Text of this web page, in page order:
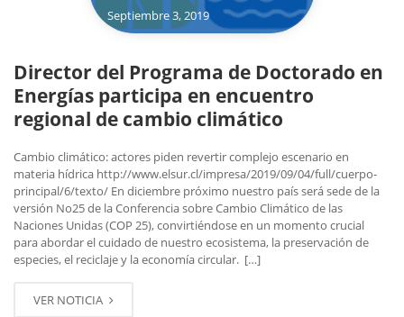
Septiembre 3, 2019
Director del Programa de Doctorado en
Energías participa en encuentro
regional de cambio climático
Cambio climático: actores piden revertir complejo escenario en
materia hídrica http://www.elsur.cl/impresa/2019/09/04/full/cuerpo-
principal/6/texto/ En diciembre próximo nuestro país será sede de la
versión No25 de la Conferencia sobre Cambio Climático de las
Naciones Unidas (COP 25), convirtiéndose en un momento crucial
para abordar el cuidado de nuestro ecosistema, la preservación de
especies, el reciclaje y la economía circular. […]
VER NOTICIA